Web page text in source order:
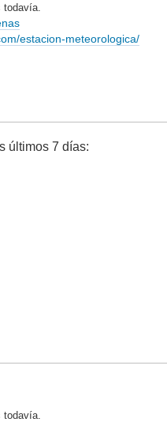
estacion-meteorologica/
últimos 7 días: